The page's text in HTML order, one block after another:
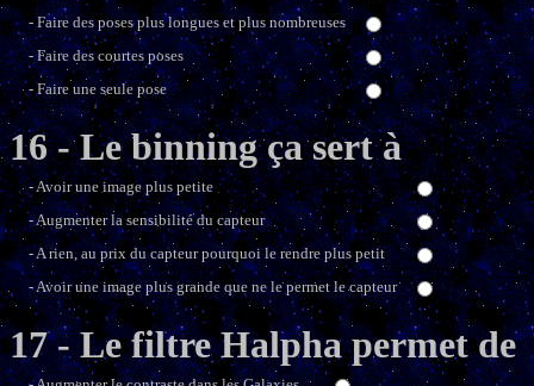
- Faire des poses plus longues et plus nombreuses
- Faire des courtes poses
- Faire une seule pose
16 - Le binning ça sert à
- Avoir une image plus petite
- Augmenter la sensibilité du capteur
- A rien, au prix du capteur pourquoi le rendre plus petit
- Avoir une image plus grande que ne le permet le capteur
17 - Le filtre Halpha permet de